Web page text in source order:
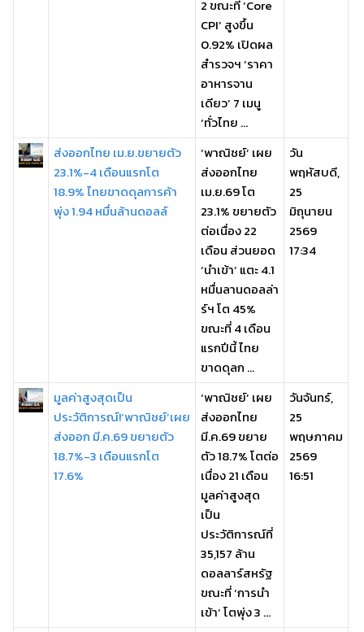
2 ขณะที่ ‘Core
CPI’ สูงขึ้น
0.92% เปิดผล
สำรวจฯ ‘ราคา
อาหารจาน
เดียว’ 7 เมนู
‘ทั่วไทย ...
ส่งออกไทย เม.ย.ขยายตัว
23.1%-4 เดือนแรกโต
18.9% ไทยขาดดุลการค้า
พุ่ง 1.94 หมื่นล้านดอลล์
‘พาณิชย์’ เผย
ส่งออกไทย
เม.ย.69 โต
23.1% ขยายตัว
ต่อเนื่อง 22
เดือน ส่วนยอด
‘นำเข้า’ แตะ 4.1
หมื่นลานดอลล่า
ร์ฯ โต 45%
ขณะที่ 4 เดือน
แรกปีนี้ ไทย
ขาดดุลก ...
วัน
พฤหัสบดี,
25
มิถุนายน
2569
17:34
มูลค่าสูงสุดเป็น
ประวัติการณ์!‘พาณิชย์’เผย
ส่งออก มี.ค.69 ขยายตัว
18.7%-3 เดือนแรกโต
17.6%
‘พาณิชย์’ เผย
ส่งออกไทย
มี.ค.69 ขยาย
ตัว 18.7% โตต่อ
เนื่อง 21 เดือน
มูลค่าสูงสุด
เป็น
ประวัติการณ์ที่
35,157 ล้าน
ดอลลาร์สหรัฐ
ขณะที่ ‘การนำ
เข้า’ โตพุ่ง 3 ...
วันจันทร์,
25
พฤษภาคม
2569
16:51